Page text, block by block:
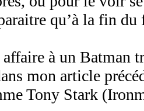
qu’à la fin
à un Batman
mon article
Tony Stark